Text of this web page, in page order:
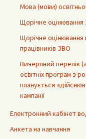
Мова (мови)
Щорічне оцінювання
Щорічне оцінювання
працівників ЗВО
Вичерпний перелік
освітніх програм з
планується
кампанії
Електронний кабінет
Анкета на навчання